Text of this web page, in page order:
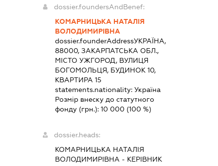
dossier.foundersAndBenef:
КОМАРНИЦЬКА НАТАЛІЯ
ВОЛОДИМИРІВНА
dossier.founderAddressУКРАЇНА,
88000, ЗАКАРПАТСЬКА ОБЛ.,
МІСТО УЖГОРОД, ВУЛИЦЯ
БОГОМОЛЬЦЯ, БУДИНОК 10,
КВАРТИРА 15
statements.nationality:Україна
Розмір внеску до статутного
фонду (грн.):10 000 (100 %)
dossier.heads:
КОМАРНИЦЬКА НАТАЛІЯ
ВОЛОДИМИРІВНА - КЕРІВНИК